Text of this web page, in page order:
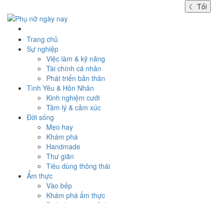
☾ Tối
Trang chủ
Sự nghiệp
Việc làm & kỹ năng
Tài chính cá nhân
Phát triển bản thân
Tình Yêu & Hôn Nhân
Kinh nghiệm cưới
Tâm lý & cảm xúc
Đời sống
Mẹo hay
Khám phá
Handmade
Thư giãn
Tiêu dùng thông thái
Ẩm thực
Vào bếp
Khám phá ẩm thực